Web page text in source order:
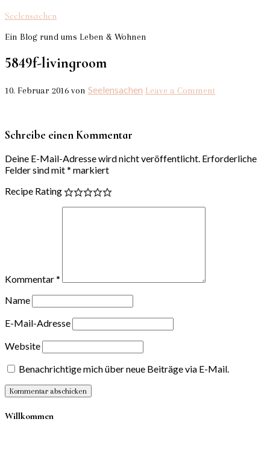
Seelensachen
Ein Blog rund ums Leben & Wohnen
5849f-livingroom
10. Februar 2016 von Seelensachen Leave a Comment
Schreibe einen Kommentar
Deine E-Mail-Adresse wird nicht veröffentlicht. Erforderliche
Felder sind mit* markiert
Recipe Rating
Kommentar*
Name
E-Mail-Adresse
Website
Benachrichtige mich über neue Beiträge via E-Mail.
Willkommen